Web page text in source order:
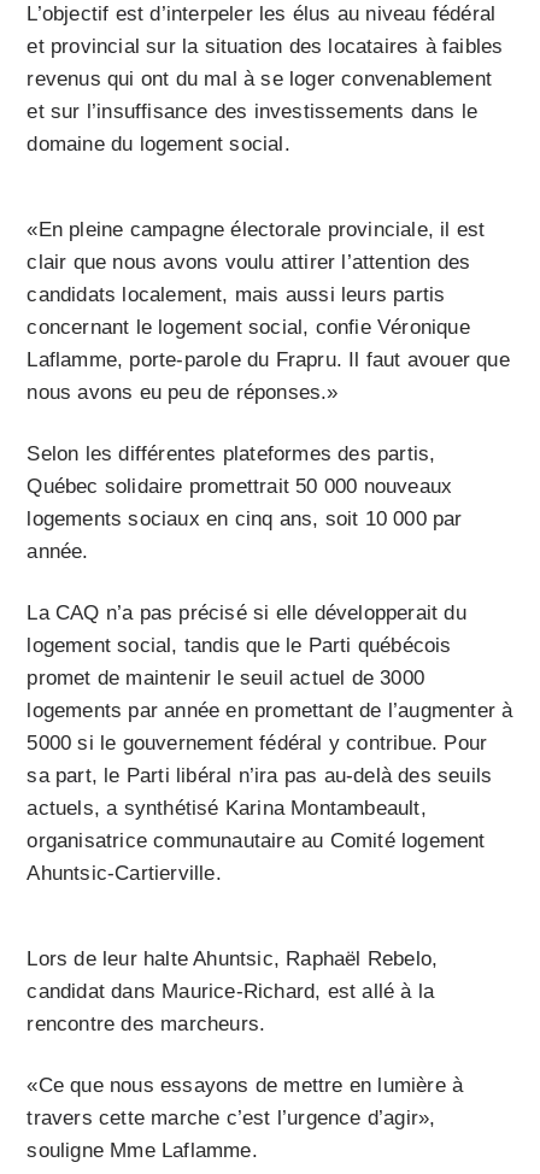
L’objectif est d’interpeler les élus au niveau fédéral
et provincial sur la situation des locataires à faibles
revenus qui ont du mal à se loger convenablement
et sur l’insuffisance des investissements dans le
domaine du logement social.
«En pleine campagne électorale provinciale, il est
clair que nous avons voulu attirer l’attention des
candidats localement, mais aussi leurs partis
concernant le logement social, confie Véronique
Laflamme, porte-parole du Frapru. Il faut avouer que
nous avons eu peu de réponses.»
Selon les différentes plateformes des partis,
Québec solidaire promettrait 50 000 nouveaux
logements sociaux en cinq ans, soit 10 000 par
année.
La CAQ n’a pas précisé si elle développerait du
logement social, tandis que le Parti québécois
promet de maintenir le seuil actuel de 3000
logements par année en promettant de l’augmenter à
5000 si le gouvernement fédéral y contribue. Pour
sa part, le Parti libéral n’ira pas au-delà des seuils
actuels, a synthétisé Karina Montambeault,
organisatrice communautaire au Comité logement
Ahuntsic-Cartierville.
Lors de leur halte Ahuntsic, Raphaël Rebelo,
candidat dans Maurice-Richard, est allé à la
rencontre des marcheurs.
«Ce que nous essayons de mettre en lumière à
travers cette marche c’est l’urgence d’agir»,
souligne Mme Laflamme.